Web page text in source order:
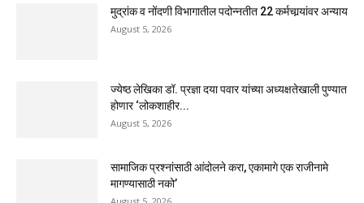
मुद्रांक व नोंदणी विभागातील पदोन्नतीत 22 कर्मचार्‍यांवर अन्याय
August 5, 2026
ज्येष्ठ लेखिका डॉ. प्रज्ञा दया पवार यांच्या अध्यक्षतेखाली पुण्यात
होणार ‘लोकशाहीर...
August 5, 2026
सामाजिक प्रश्नांसाठी आंदोलने करा, एकामागे एक राजीनामे
मागण्यासाठी नको’